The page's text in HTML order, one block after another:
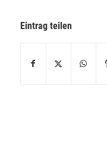
Eintrag teilen